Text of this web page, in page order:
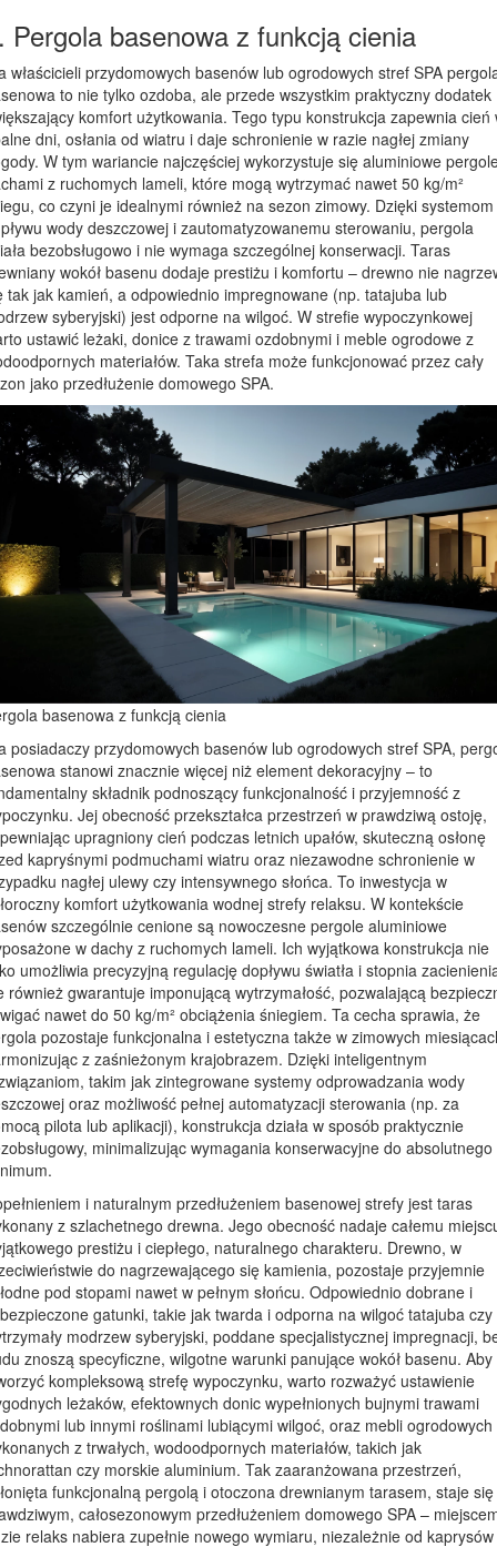
Pergola basenowa z funkcją cienia
właścicieli przydomowych basenów lub ogrodowych stref SPA
to nie tylko ozdoba, ale przede wszystkim praktyczny dodatek
komfort użytkowania. Tego typu konstrukcja zapewnia cień
dni, osłania od wiatru i daje schronienie w razie nagłej zmiany
W tym wariancie najczęściej wykorzystuje się aluminiowe
z ruchomych lameli, które mogą wytrzymać nawet 50 kg/m²
co czyni je idealnymi również na sezon zimowy. Dzięki systemom
wody deszczowej i zautomatyzowanemu sterowaniu, pergola
bezobsługowo i nie wymaga szczególnej konserwacji. Taras
wokół basenu dodaje prestiżu i komfortu – drewno nie
tak jak kamień, a odpowiednio impregnowane (np. tatajuba lub
syberyjski) jest odporne na wilgoć. W strefie wypoczynkowej
ustawić leżaki, donice z trawami ozdobnymi i meble ogrodowe z
materiałów. Taka strefa może funkcjonować przez cały
jako przedłużenie domowego SPA.
basenowa z funkcją cienia
posiadaczy przydomowych basenów lub ogrodowych stref SPA,
stanowi znacznie więcej niż element dekoracyjny – to
składnik podnoszący funkcjonalność i przyjemność z
Jej obecność przekształca przestrzeń w prawdziwą ostoję,
upragniony cień podczas letnich upałów, skuteczną osłonę
kapryśnymi podmuchami wiatru oraz niezawodne schronienie w
nagłej ulewy czy intensywnego słońca. To inwestycja w
komfort użytkowania wodnej strefy relaksu. W kontekście
szczególnie cenione są nowoczesne pergole aluminiowe
w dachy z ruchomych lameli. Ich wyjątkowa konstrukcja nie
umożliwia precyzyjną regulację dopływu światła i stopnia
również gwarantuje imponującą wytrzymałość, pozwalającą
nawet do 50 kg/m² obciążenia śniegiem. Ta cecha sprawia, że
pozostaje funkcjonalna i estetyczna także w zimowych
z zaśnieżonym krajobrazem. Dzięki inteligentnym
takim jak zintegrowane systemy odprowadzania wody
oraz możliwość pełnej automatyzacji sterowania (np. za
pilota lub aplikacji), konstrukcja działa w sposób praktycznie
minimalizując wymagania konserwacyjne do absolutnego
i naturalnym przedłużeniem basenowej strefy jest taras
z szlachetnego drewna. Jego obecność nadaje całemu
prestiżu i ciepłego, naturalnego charakteru. Drewno, w
do nagrzewającego się kamienia, pozostaje przyjemnie
pod stopami nawet w pełnym słońcu. Odpowiednio dobrane i
gatunki, takie jak twarda i odporna na wilgoć tatajuba czy
modrzew syberyjski, poddane specjalistycznej impregnacji,
znoszą specyficzne, wilgotne warunki panujące wokół basenu. Aby
kompleksową strefę wypoczynku, warto rozważyć ustawienie
leżaków, efektownych donic wypełnionych bujnymi trawami
lub innymi roślinami lubiącymi wilgoć, oraz mebli ogrodowych
z trwałych, wodoodpornych materiałów, takich jak
czy morskie aluminium. Tak zaaranżowana przestrzeń,
funkcjonalną pergolą i otoczona drewnianym tarasem, staje się
całosezonowym przedłużeniem domowego SPA –
relaks nabiera zupełnie nowego wymiaru, niezależnie od kaprysów